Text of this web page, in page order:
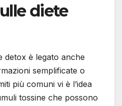
diete
detox è legato anche
semplificate o
più comuni vi è l’idea
tossine che possono